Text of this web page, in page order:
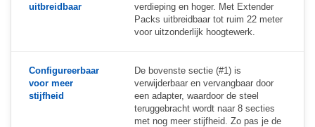
uitbreidbaar
verdieping en hoger. Met Extender
Packs uitbreidbaar tot ruim 22 meter
voor uitzonderlijk hoogtewerk.
Configureerbaar
voor meer
stijfheid
De bovenste sectie (#1) is
verwijderbaar en vervangbaar door
een adapter, waardoor de steel
teruggebracht wordt naar 8 secties
met nog meer stijfheid. Zo pas je de